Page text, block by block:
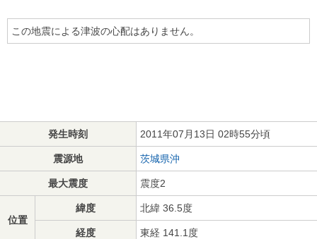
この地震による津波の心配はありません。
発生時刻 2011年07月13日 02時55分頃
震源地 茨城県沖
最大震度 震度2
位置
緯度 北緯 36.5度
経度 東経 141.1度